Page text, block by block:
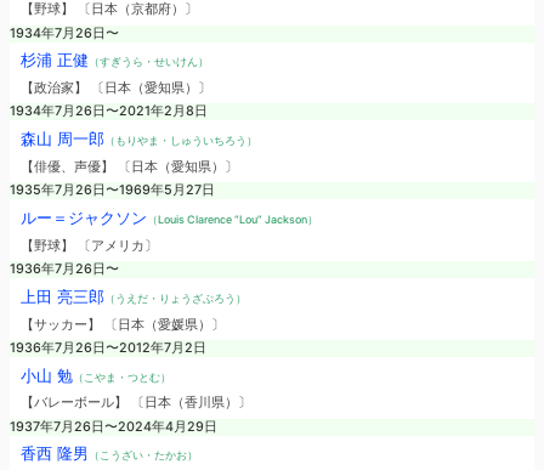
【野球】 〔日本（京都府）〕
1934年7月26日〜
杉浦 正健 （すぎうら・せいけん）
【政治家】 〔日本（愛知県）〕
1934年7月26日〜2021年2月8日
森山 周一郎（もりやま・しゅういちろう）
【俳優、声優】 〔日本（愛知県）〕
1935年7月26日〜1969年5月27日
ルー＝ジャクソン （Louis Clarence “Lou” Jackson）
【野球】 〔アメリカ〕
1936年7月26日〜
上田 亮三郎（うえだ・りょうざぶろう）
【サッカー】 〔日本（愛媛県）〕
1936年7月26日〜2012年7月2日
小山 勉（こやま・つとむ）
【バレーボール】 〔日本（香川県）〕
1937年7月26日〜2024年4月29日
香西 隆男 （こうざい・たかお）